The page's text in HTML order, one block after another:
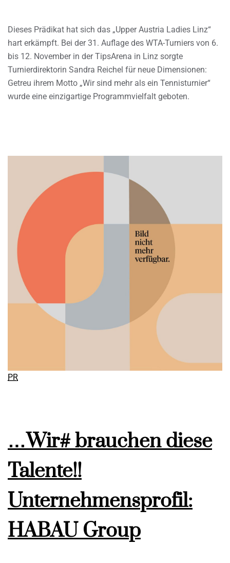
Dieses Prädikat hat sich das „Upper Austria Ladies Linz“
hart erkämpft. Bei der 31. Auflage des WTA-Turniers von 6.
bis 12. November in der TipsArena in Linz sorgte
Turnierdirektorin Sandra Reichel für neue Dimensionen:
Getreu ihrem Motto „Wir sind mehr als ein Tennisturnier“
wurde eine einzigartige Programmvielfalt geboten.
PR
…Wir# brauchen diese
Talente!!
Unternehmensprofil:
HABAU Group